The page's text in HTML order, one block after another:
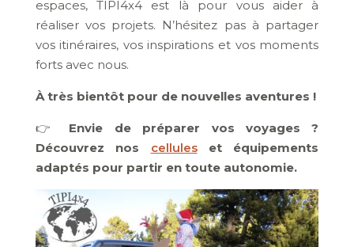
espaces, TIPI4x4 est là pour vous aider à
réaliser vos projets. N’hésitez pas à partager
vos itinéraires, vos inspirations et vos moments
forts avec nous.
À très bientôt pour de nouvelles aventures !
👉 Envie de préparer vos voyages ?
Découvrez nos celluleset équipements
adaptés pour partir en toute autonomie.